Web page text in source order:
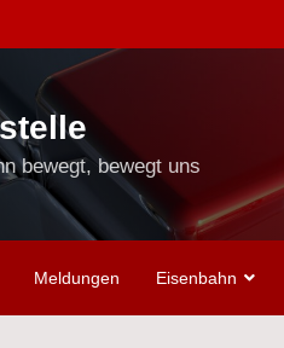
bewegt, bewegt uns
Meldungen Eisenbahn